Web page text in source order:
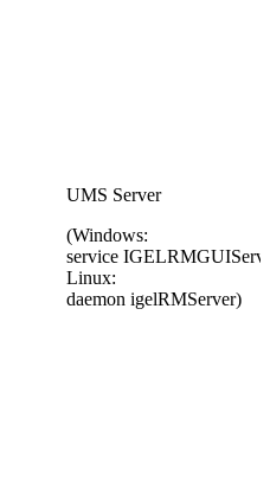
UMS Server
(Windows:
service
Linux:
daemon igelRMServer)